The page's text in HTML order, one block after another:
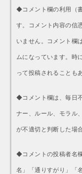
◆コメント欄の利用（
す。コメント内容の信
いません。コメント欄
ムになっています。時
って投稿されることも
◆コメント欄は、毎日
ナー、ルール、モラル
が不適切と判断した場
◆コメントの投稿者名
名」「通りすがり」「